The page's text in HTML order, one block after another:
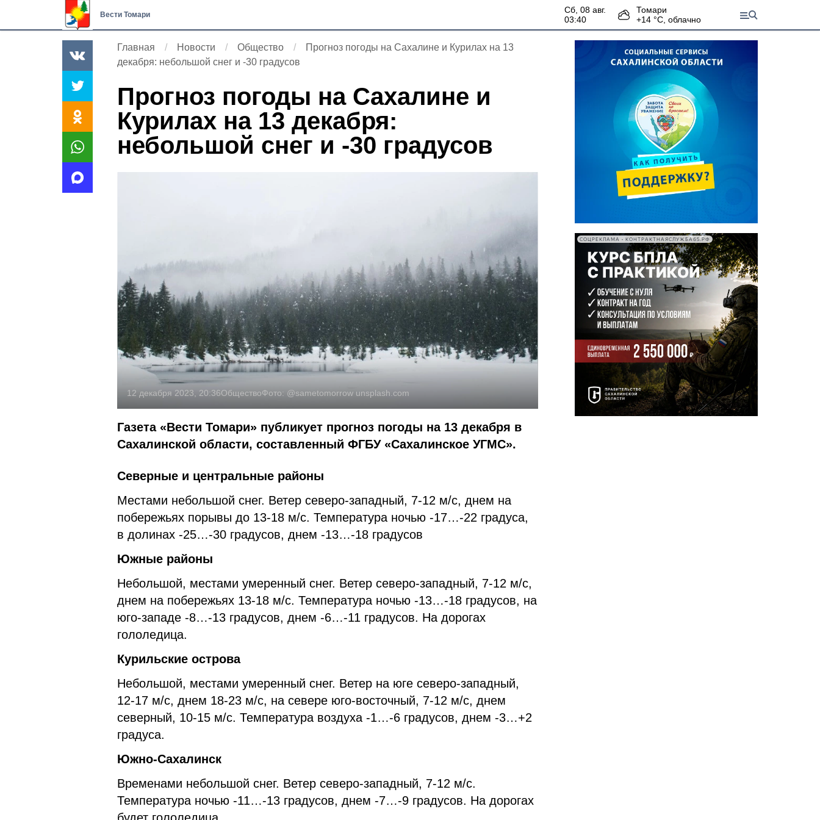
Вести Томари
сб, 08 авг.
03:40
Томари
+14 °С, облачно
Главная Новости Общество
Прогноз погоды на Сахалине и Курилах на 13
декабря: небольшой снег и -30 градусов
Прогноз погоды на Сахалине и
Курилах на 13 декабря:
небольшой снег и -30 градусов
12 декабря 2023, 20:36ОбществоФото: @sametomorrow unsplash.com
Газета «Вести Томари» публикует прогноз погоды на 13 декабря в
Сахалинской области, составленный ФГБУ «Сахалинское УГМС».
Северные и центральные районы
Местами небольшой снег. Ветер северо-западный, 7-12 м/с, днем на
побережьях порывы до 13-18 м/с. Температура ночью -17…-22 градуса,
в долинах -25…-30 градусов, днем -13…-18 градусов
Южные районы
Небольшой, местами умеренный снег. Ветер северо-западный, 7-12 м/с,
днем на побережьях 13-18 м/с. Температура ночью -13…-18 градусов, на
юго-западе -8…-13 градусов, днем -6…-11 градусов. На дорогах
гололедица.
Курильские острова
Небольшой, местами умеренный снег. Ветер на юге северо-западный,
12-17 м/с, днем 18-23 м/с, на севере юго-восточный, 7-12 м/с, днем
северный, 10-15 м/с. Температура воздуха -1…-6 градусов, днем -3…+2
градуса.
Южно-Сахалинск
Временами небольшой снег. Ветер северо-западный, 7-12 м/с.
Температура ночью -11…-13 градусов, днем -7…-9 градусов. На дорогах
СОЦРЕКЛАМА • КОНТРАКТНАЯСЛУЖБА65.РФ